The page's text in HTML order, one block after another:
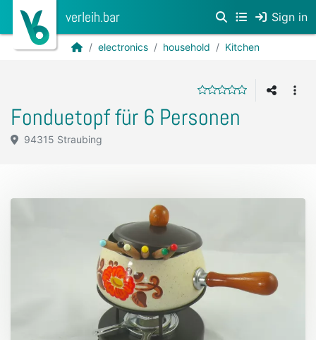
verleih.bar Sign in
electronics household Kitchen
Fonduetopf für 6 Personen
94315 Straubing